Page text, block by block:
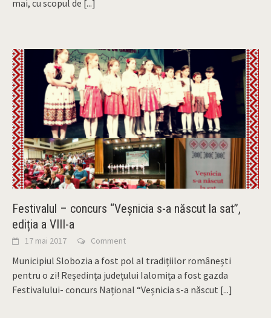
mai, cu scopul de [...]
Festivalul – concurs “Veșnicia s-a născut la sat”,
ediția a VIII-a
17 mai 2017 Comment
Municipiul Slobozia a fost pol al tradițiilor românești
pentru o zi! Reședința județului Ialomița a fost gazda
Festivalului- concurs Național “Veșnicia s-a născut [...]